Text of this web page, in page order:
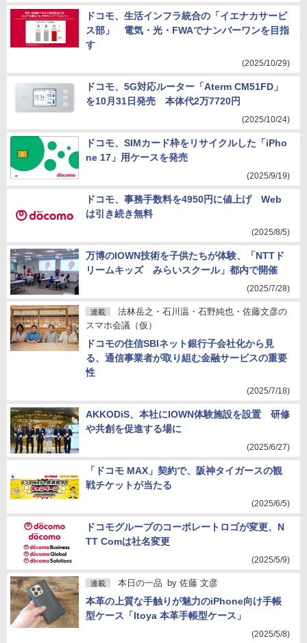
ドコモ、生活インフラ統合の「イエナカサービ
ス部」 電気・光・FWAでナンバーワンを目指
す
(2025/10/29)
ドコモ、5G対応ルーター「Aterm CM51FD」
を10月31日発売 本体代2万7720円
(2025/10/24)
ドコモ、SIMカード枠をリサイクルした「iPho
ne 17」用ケースを発売
(2025/9/19)
ドコモ、事務手数料を4950円に値上げ Web
は引き続き無料
(2025/8/5)
万博のIOWN技術を子供たちが体験、「NTTド
リームキッズ みらいスクール」都内で開催
(2025/7/28)
連載
法林岳之・石川温・石野純也・佐藤文彦の
スマホ会議（仮）
ドコモの住信SBIネット銀行子会社化から見
る、通信事業者が取り組む金融サービスの重要
性
(2025/7/18)
AKKODiS、本社にIOWN体験施設を設置 研修
や共創を促進する場に
(2025/6/27)
「ドコモ MAX」契約で、阪神タイガースの観
戦チケットが当たる
(2025/6/5)
ドコモグループのコーポレートロゴが変更、N
TT Comは社名変更
(2025/5/9)
連載 本日の一品 by 佐藤 文彦
本革の上質な手触りが魅力のiPhone向け手帳
型ケース「Itoya 本革手帳型ケース」
(2025/5/8)